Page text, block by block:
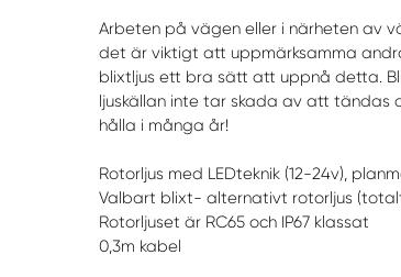
Arbeten på vägen eller i närheten av
det är viktigt att uppmärksamma
blixtljus ett bra sätt att uppnå detta.
ljuskällan inte tar skada av att tändas
hålla i många år!
Rotorljus med LEDteknik (12-24v),
Valbart blixt- alternativt rotorljus
Rotorljuset är RC65 och IP67 klassat
0,3m kabel